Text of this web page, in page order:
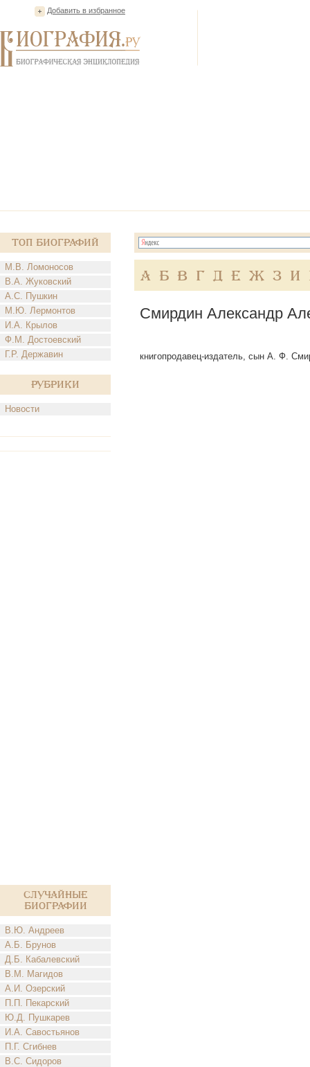
Добавить в избранное
Топ Биографий
М.В. Ломоносов
В.А. Жуковский
А.С. Пушкин
М.Ю. Лермонтов
И.А. Крылов
Ф.М. Достоевский
Г.Р. Державин
Рубрики
Новости
Случайные
биографии
В.Ю. Андреев
А.Б. Брунов
Д.Б. Кабалевский
В.М. Магидов
А.И. Озерский
П.П. Пекарский
Ю.Д. Пушкарев
И.А. Савостьянов
П.Г. Сгибнев
В.С. Сидоров
А Б В Г Д Е Ж З И
Смирдин Александр
книгопродавец-издатель, сын А. Ф.